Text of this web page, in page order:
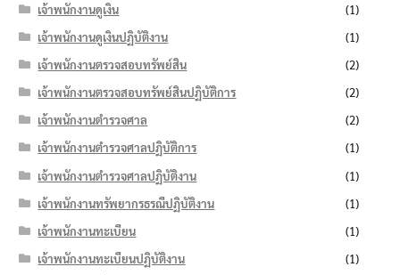
เจ้าพนักงานดูเงิน
(1)
เจ้าพนักงานดูเงินปฏิบัติงาน
(1)
เจ้าพนักงานตรวจสอบทรัพย์สิน
(2)
เจ้าพนักงานตรวจสอบทรัพย์สินปฏิบัติการ
(2)
เจ้าพนักงานตำรวจศาล
(2)
เจ้าพนักงานตำรวจศาลปฏิบัติการ
(1)
เจ้าพนักงานตำรวจศาลปฏิบัติงาน
(1)
เจ้าพนักงานทรัพยากรธรณีปฏิบัติงาน
(1)
เจ้าพนักงานทะเบียน
(1)
เจ้าพนักงานทะเบียนปฏิบัติงาน
(1)